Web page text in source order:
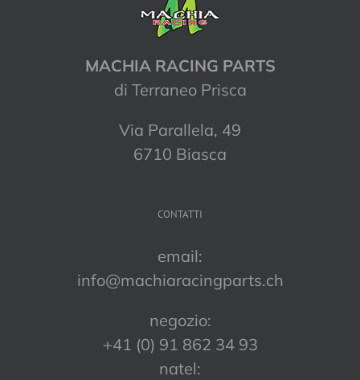
MACHIA RACING PARTS
di Terraneo Prisca
Via Parallela, 49
6710 Biasca
CONTATTI
email:
info@machiaracingparts.ch
negozio:
+41 (0) 91 862 34 93
natel: